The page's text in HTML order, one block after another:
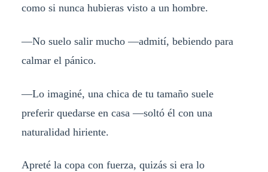
como si nunca hubieras visto a un hombre.
—No suelo salir mucho —admití, bebiendo para
calmar el pánico.
—Lo imaginé, una chica de tu tamaño suele
preferir quedarse en casa —soltó él con una
naturalidad hiriente.
Apreté la copa con fuerza, quizás si era lo